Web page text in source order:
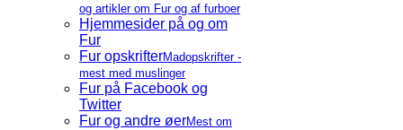
og artikler om Fur og af furboer
Hjemmesider på og om
Fur
Fur opskrifterMadopskrifter -
mest med muslinger
Fur på Facebook og
Twitter
Fur og andre øerMest om